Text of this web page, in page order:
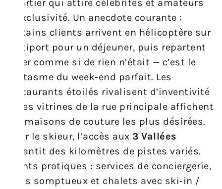
quartier qui attire célébrités et amateurs
d’exclusivité. Un anecdote courante :
certains clients arrivent en hélicoptère sur
l’altiport pour un déjeuner, puis repartent
skier comme si de rien n’était — c’est le
fantasme du week‑end parfait. Les
restaurants étoilés rivalisent d’inventivité
et les vitrines de la rue principale affichent
les maisons de couture les plus désirées.
Pour le skieur, l’accès aux 3 Vallées
garantit des kilomètres de pistes variés.
Points pratiques : services de conciergerie,
spas somptueux et chalets avec ski‑in /